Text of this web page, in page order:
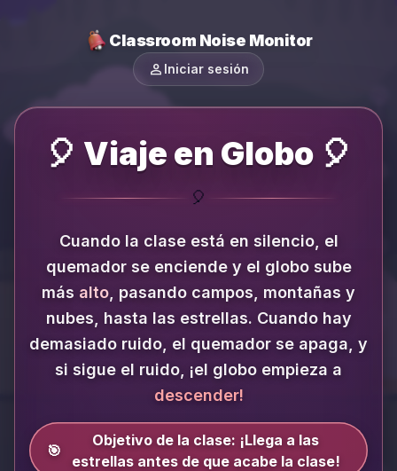
Classroom Noise Monitor
person Iniciar sesión
🎈 Viaje en Globo 🎈
🎈
Cuando la clase está en silencio, el
quemador se enciende y el globo sube
más alto , pasando campos, montañas y
nubes, hasta las estrellas. Cuando hay
demasiado ruido, el quemador se apaga, y
si sigue el ruido, ¡el globo empieza a
descender!
🎯
Objetivo de la clase: ¡Llega a las
estrellas antes de que acabe la clase!